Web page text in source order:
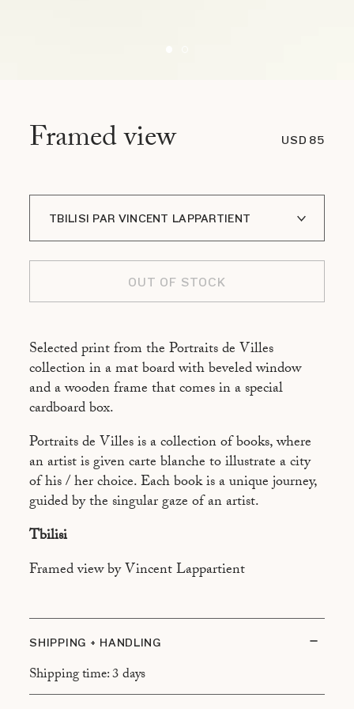
Framed view USD 85
TBILISI PAR VINCENT LAPPARTIENT
A I LOFOTEN PAR JÉRÔME GALLAND
BEYROUTH PAR THIERRY LEBRALY
BRASILIA PAR VINCENT FOURNIER
BUENOS AIRES PAR JACQUES BORGETTO
CANTON PAR LAURENT GUENEAU
CHAMONIX PAR BENOIT LINERO
FREETOWN PAR ROBBIE LAWRENCE
HONOLULU PAR NIGEL SCOTT
JERUSALEM PAR CHANTAL STOMAN
MADRID PAR CHARLES VILLENEUVE
OUT OF STOCK
Selected print from the Portraits de Villes
collection in a mat board with beveled window
and a wooden frame that comes in a special
cardboard box.
Portraits de Villes is a collection of books, where
an artist is given carte blanche to illustrate a city
of his / her choice. Each book is a unique journey,
guided by the singular gaze of an artist.
Tbilisi
Framed view by Vincent Lappartient
SHIPPING + HANDLING
Shipping time: 3 days